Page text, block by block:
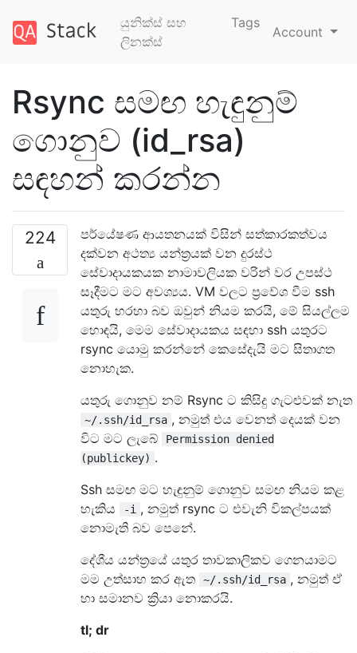
යුනික්ස් සහ
ලිනක්ස්
Tags
Account
Rsync සමඟ හැඳුනුම්
ගොනුව (id_rsa)
සඳහන් කරන්න
224
පර්යේෂණ ආයතනයක් විසින් සත්කාරකත්වය
දක්වන අථත්‍ය යන්ත්‍රයක් වන දුරස්ථ
සේවාදායකයක නාමාවලියක වරින් වර උපස්ථ
සෑදීමට මට අවශ්‍යය. VM වලට ප්‍රවේශ වීම ssh
යතුරු හරහා බව ඔවුන් නියම කරයි, මේ සියල්ලම
හොඳයි, මෙම සේවාදායකය සඳහා ssh යතුරට
rsync යොමු කරන්නේ කෙසේදැයි මට සිතාගත
නොහැක.
යතුරු ගොනුව නම් Rsync ට කිසිදු ගැටළුවක් නැත
~/.ssh/id_rsa , නමුත් එය වෙනත් දෙයක් වන
විට මට ලැබේ
Permission denied
(publickey) .
Ssh සමඟ මට හැඳුනුම් ගොනුව සමඟ නියම කළ
හැකිය
-i , නමුත් rsync ට එවැනි විකල්පයක්
නොමැති බව පෙනේ.
දේශීය යන්ත්‍රයේ යතුර තාවකාලිකව ගෙනයාමට
මම උත්සාහ කර ඇත
~/.ssh/id_rsa , නමුත් ඒ
හා සමානව ක්‍රියා නොකරයි.
tl; dr